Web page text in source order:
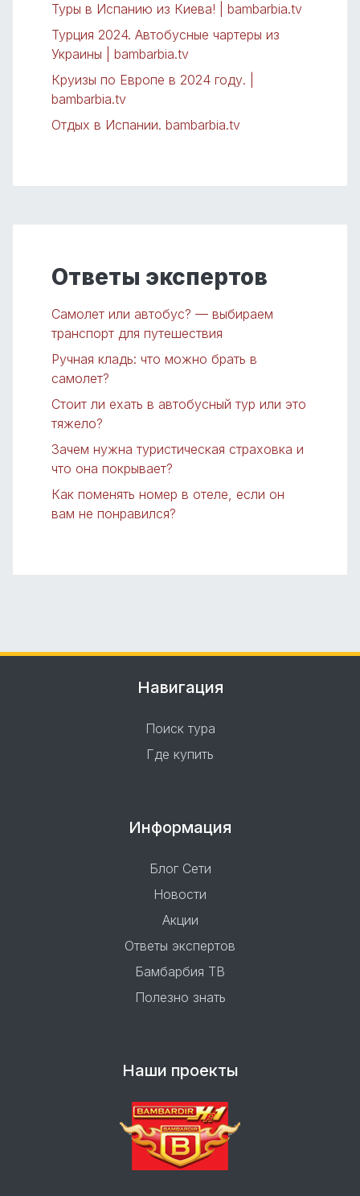
Туры в Испанию из Киева! | bambarbia.tv
Турция 2024. Автобусные чартеры из
Украины | bambarbia.tv
Круизы по Европе в 2024 году. |
bambarbia.tv
Отдых в Испании. bambarbia.tv
Ответы экспертов
Самолет или автобус? — выбираем
транспорт для путешествия
Ручная кладь: что можно брать в
самолет?
Стоит ли ехать в автобусный тур или это
тяжело?
Зачем нужна туристическая страховка и
что она покрывает?
Как поменять номер в отеле, если он
вам не понравился?
Навигация
Поиск тура
Где купить
Информация
Блог Сети
Новости
Акции
Ответы экспертов
Бамбарбия ТВ
Полезно знать
Наши проекты